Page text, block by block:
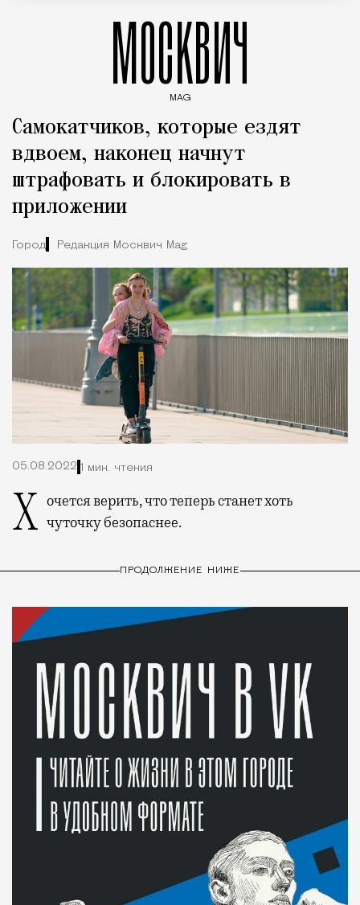
МОСКВИЧ
MAG
Самокатчиков, которые ездят
вдвоем, наконец начнут
штрафовать и блокировать в
приложении
Город Редакция Москвич Mag
05.08.2022 1 мин. чтения
Хочется верить, что теперь станет хоть чуточку безопаснее.
ПРОДОЛЖЕНИЕ НИЖЕ